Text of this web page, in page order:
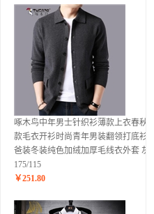
啄木鸟中年男士针织衫薄款上衣春秋新
款毛衣开衫时尚青年男装翻领打底衫爸
爸装冬装纯色加绒加厚毛线衣外套 灰色
175/115
￥251.80